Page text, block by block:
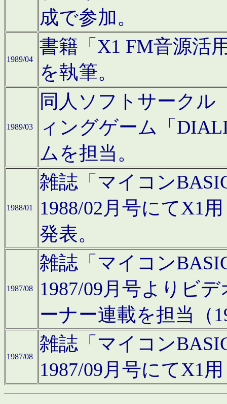
成で参加。
1989/04
書籍「X1 FM音源活
を執筆。
1989/03
同人ソフトサークル
ィングゲーム「
ムを担当。
1988/01
雑誌「マイコン
1988/02月号にてX1
発表。
1987/08
雑誌「マイコン
1987/09月号よりビ
ーナー連載を担当（
1987/08
雑誌「マイコン
1987/09月号にてX1